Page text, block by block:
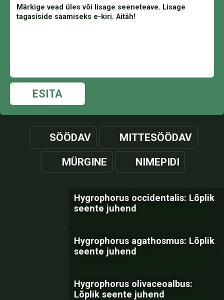
ESITA
SÖÖDAV MITTESÖÖDAV
MÜRGINE NIMEPIDI
Hygrophorus occidentalis: Lõplik
seente juhend
Hygrophorus agathosmus: Lõplik
seente juhend
Hygrophorus olivaceoalbus:
Lõplik seente juhend